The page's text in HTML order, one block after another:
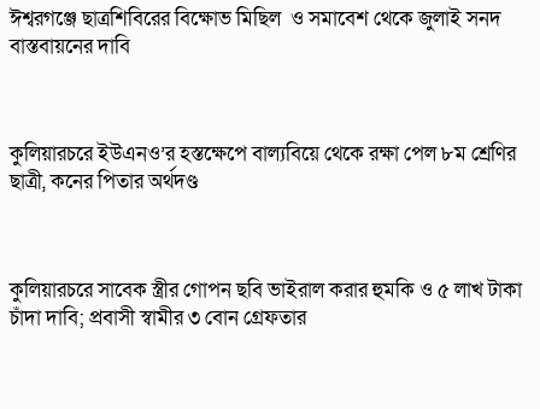
ঈশ্বরগঞ্জে ছাত্রশিবিরের বিক্ষোভ মিছিল ও সমাবেশ থেকে জুলাই সনদ
বাস্তবায়নের দাবি
কুলিয়ারচরে ইউএনও’র হস্তক্ষেপে বাল্যবিয়ে থেকে রক্ষা পেল ৮ম শ্রেণির
ছাত্রী, কনের পিতার অর্থদণ্ড
কুলিয়ারচরে সাবেক স্ত্রীর গোপন ছবি ভাইরাল করার হুমকি ও ৫ লাখ টাকা
চাঁদা দাবি; প্রবাসী স্বামীর ৩ বোন গ্রেফতার